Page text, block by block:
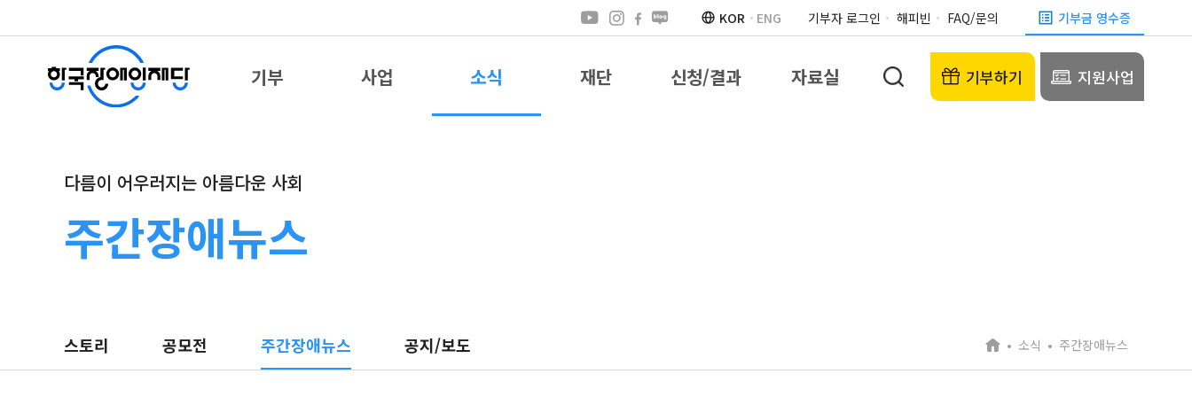
KOR ENG 기부자 로그인 해피빈 FAQ/문의 기부금 영수증
기부 사업 소식 재단 신청/결과 자료실 기부하기 지원사업
다름이 어우러지는 아름다운 사회
주간장애뉴스
스토리 공모전 주간장애뉴스 공지/보도 소식 주간장애뉴스